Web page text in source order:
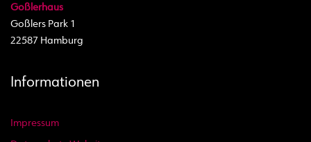
Goßlerhaus
Goßlers Park 1
22587 Hamburg
Informationen
Impressum